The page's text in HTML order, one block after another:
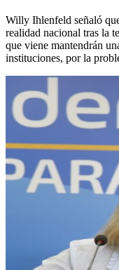
Willy Ihlenfeld señaló
realidad nacional tras la
que viene mantendrán
instituciones, por la